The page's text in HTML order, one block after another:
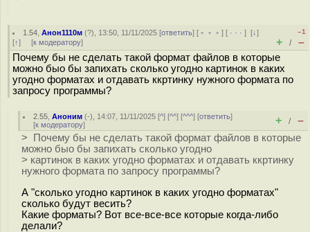
1.54 ,Анон1110м (?), 13:50, 11/11/2025 [ответить] [ ﹢﹢﹢] [ · · ·][↓]
[↑] [к модератору]
–1
+ / –
Почему бы не сделать такой формат файлов в которые
можно быо бы запихать сколько угодно картинок в каких
угодно форматах и отдавать ккртинку нужного формата по
запросу программы?
2.55 ,Аноним (-), 14:07, 11/11/2025 [^] [^^] [^^^] [ответить]
[к модератору] + / –
> Почему бы не сделать такой формат файлов в которые
можно быо бы запихать сколько угодно
> картинок в каких угодно форматах и отдавать ккртинку
нужного формата по запросу программы?
А "сколько угодно картинок в каких угодно форматах"
сколько будут весить?
Какие форматы? Вот все-все-все которые когда-либо
делали?